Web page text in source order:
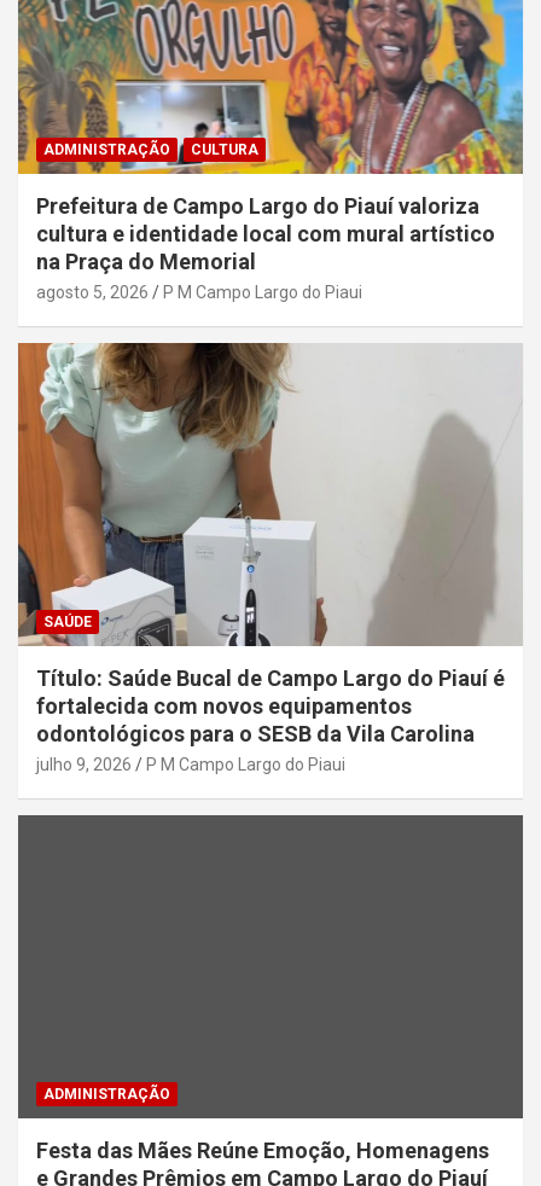
ADMINISTRAÇÃO CULTURA
Prefeitura de Campo Largo do Piauí valoriza
cultura e identidade local com mural artístico
na Praça do Memorial
agosto 5, 2026 P M Campo Largo do Piaui
SAÚDE
Título: Saúde Bucal de Campo Largo do Piauí é
fortalecida com novos equipamentos
odontológicos para o SESB da Vila Carolina
julho 9, 2026 P M Campo Largo do Piaui
ADMINISTRAÇÃO
Festa das Mães Reúne Emoção, Homenagens
e Grandes Prêmios em Campo Largo do Piauí